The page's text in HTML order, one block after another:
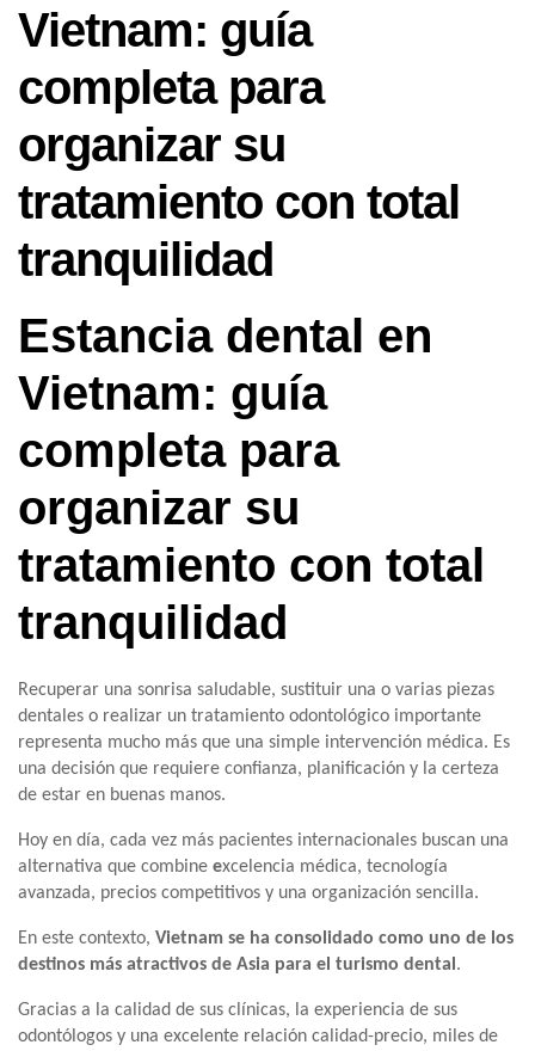
Vietnam: guía
completa para
organizar su
tratamiento con total
tranquilidad
Estancia dental en
Vietnam: guía
completa para
organizar su
tratamiento con total
tranquilidad
Recuperar una sonrisa saludable, sustituir una o varias piezas
dentales o realizar un tratamiento odontológico importante
representa mucho más que una simple intervención médica. Es
una decisión que requiere confianza, planificación y la certeza
de estar en buenas manos.
Hoy en día, cada vez más pacientes internacionales buscan una
alternativa que combine excelencia médica, tecnología
avanzada, precios competitivos y una organización sencilla.
En este contexto, Vietnam se ha consolidado como uno de los
destinos más atractivos de Asia para el turismo dental .
Gracias a la calidad de sus clínicas, la experiencia de sus
odontólogos y una excelente relación calidad-precio, miles de